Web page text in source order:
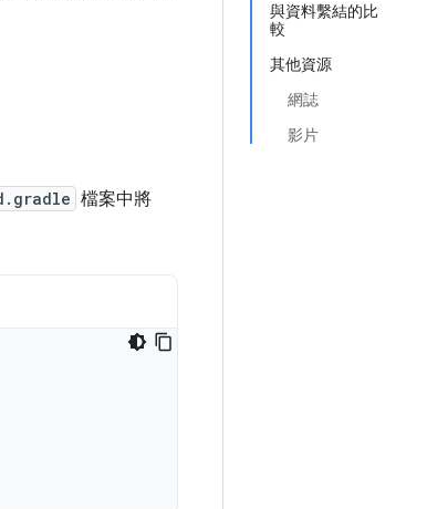
與資料繫結的比
較
其他資源
網誌
影片
檔案中將